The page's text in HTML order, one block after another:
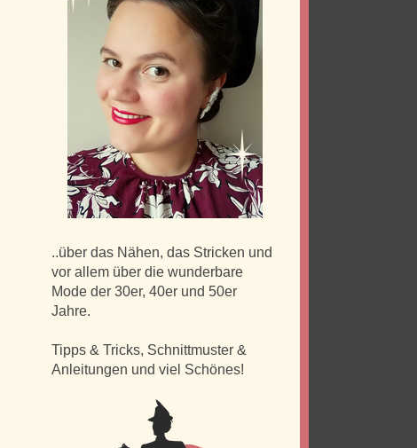
..über das Nähen, das Stricken und
vor allem über die wunderbare
Mode der 30er, 40er und 50er
Jahre.
Tipps & Tricks, Schnittmuster &
Anleitungen und viel Schönes!